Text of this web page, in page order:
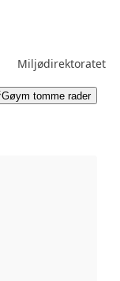
Miljødirektoratet
Gøym tomme rader